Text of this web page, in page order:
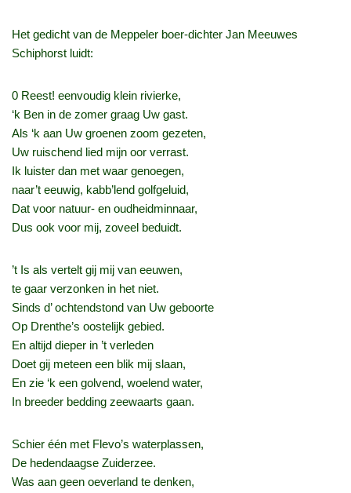
Het gedicht van de Meppeler boer-dichter Jan Meeuwes
Schiphorst luidt:
0 Reest! eenvoudig klein rivierke,
‘k Ben in de zomer graag Uw gast.
Als ‘k aan Uw groenen zoom gezeten,
Uw ruischend lied mijn oor verrast.
Ik luister dan met waar genoegen,
naar’t eeuwig, kabb’lend golfgeluid,
Dat voor natuur- en oudheidminnaar,
Dus ook voor mij, zoveel beduidt.
’t Is als vertelt gij mij van eeuwen,
te gaar verzonken in het niet.
Sinds d’ ochtendstond van Uw geboorte
Op Drenthe’s oostelijk gebied.
En altijd dieper in ’t verleden
Doet gij meteen een blik mij slaan,
En zie ‘k een golvend, woelend water,
In breeder bedding zeewaarts gaan.
Schier één met Flevo’s waterplassen,
De hedendaagse Zuiderzee.
Was aan geen oeverland te denken,